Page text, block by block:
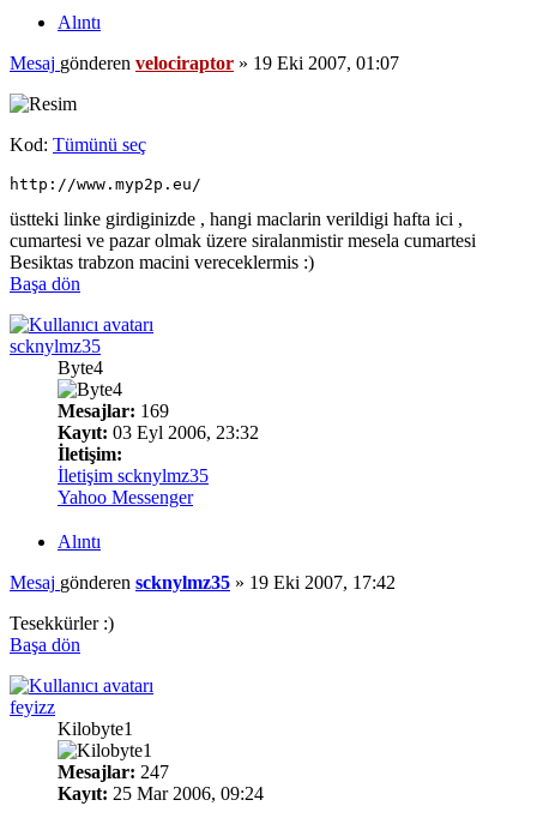
Alıntı
Mesaj gönderen velociraptor » 19 Eki 2007, 01:07
Kod: Tümünü seç
http://www.myp2p.eu/
üstteki linke girdiginizde , hangi maclarin verildigi hafta ici ,
cumartesi ve pazar olmak üzere siralanmistir mesela cumartesi
Besiktas trabzon macini vereceklermis :)
Başa dön
scknylmz35
Byte4
Mesajlar: 169
Kayıt: 03 Eyl 2006, 23:32
İletişim:
İletişim scknylmz35
Yahoo Messenger
Alıntı
Mesaj gönderen scknylmz35 » 19 Eki 2007, 17:42
Tesekkürler :)
Başa dön
feyizz
Kilobyte1
Mesajlar: 247
Kayıt: 25 Mar 2006, 09:24